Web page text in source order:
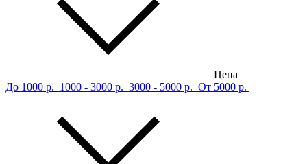
Цена
До 1000 р. 1000 - 3000 р. 3000 - 5000 р. От 5000 р.